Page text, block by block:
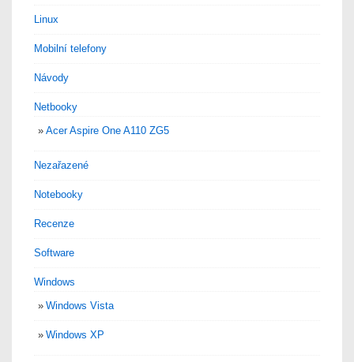
Linux
Mobilní telefony
Návody
Netbooky
Acer Aspire One A110 ZG5
Nezařazené
Notebooky
Recenze
Software
Windows
Windows Vista
Windows XP